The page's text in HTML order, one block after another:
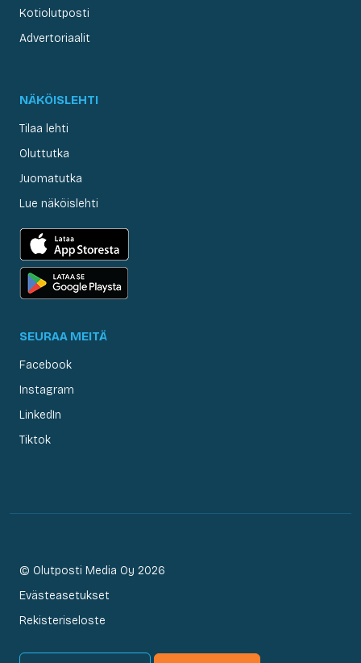
Kotiolutposti
Advertoriaalit
NÄKÖISLEHTI
Tilaa lehti
Oluttutka
Juomatutka
Lue näköislehti
SEURAA MEITÄ
Facebook
Instagram
LinkedIn
Tiktok
© Olutposti Media Oy 2026
Evästeasetukset
Rekisteriseloste